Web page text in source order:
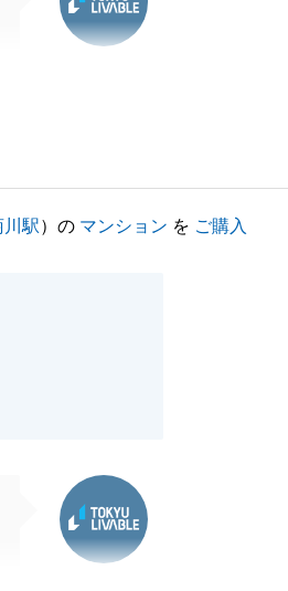
川駅）の マンション を ご購入